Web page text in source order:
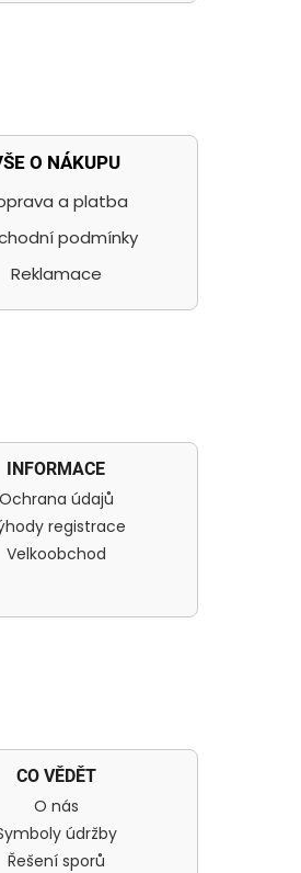
O NÁKUPU
a platba
podmínky
Reklamace
INFORMACE
Ochrana údajů
registrace
Velkoobchod
CO VĚDĚT
O nás
údržby
Řešení sporů